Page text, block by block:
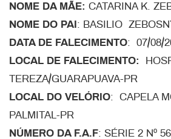
NOME DA MÃE: CATARINA K.
NOME DO PAI : BASILIO
DATA DE FALECIMENTO: 07/08/
LOCAL DE FALECIMENTO:
TEREZA/GUARAPUAVA-PR
LOCAL DO VELÓRIO: CAPELA
PALMITAL-PR
NÚMERO DA F.A.F: SÉRIE 2 Nº